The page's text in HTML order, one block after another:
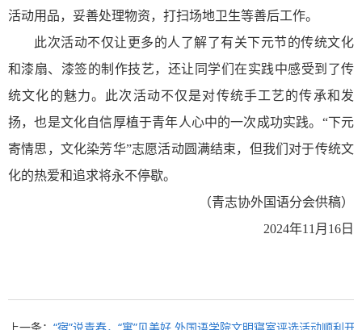
活动用品，妥善处理物资，打扫场地卫生等善后工作。
此次活动不仅让更多的人了解了有关下元节的传统文化
和漆扇、漆签的制作技艺，还让同学们在实践中感受到了传
统文化的魅力。此次活动不仅是对传统手工艺的传承和发
扬，也是文化自信厚植于青年人心中的一次成功实践。 “下元
寄情思，文化染芳华”志愿活动圆满结束，但我们对于传统文
化的热爱和追求将永不停歇。
（青志协外国语分会供稿）
2024年11月16日
上一条： “宿”说青春，“寓”见美好 外国语学院文明寝室评选活动顺利开